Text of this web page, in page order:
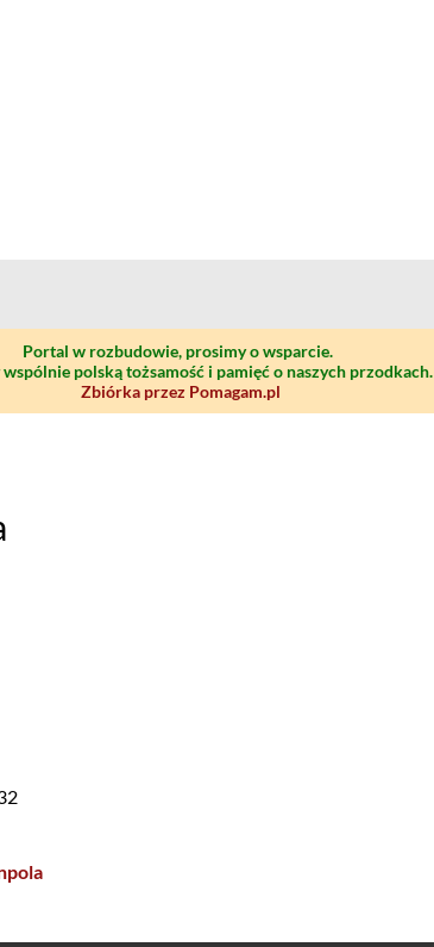
Portal w rozbudowie, prosimy o wsparcie.
polską tożsamość i pamięć o naszych przodkach.
Zbiórka przez Pomagam.pl